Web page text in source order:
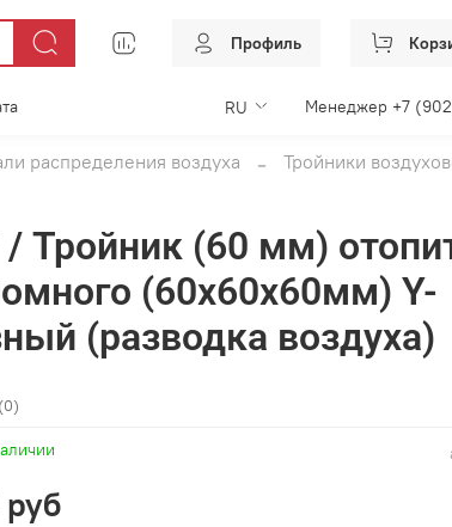
Профиль
RU Менеджер
распределения воздуха Тройники
(0)
/ Тройник (60 мм)
(60х60х60мм) Y-
(разводка воздуха)